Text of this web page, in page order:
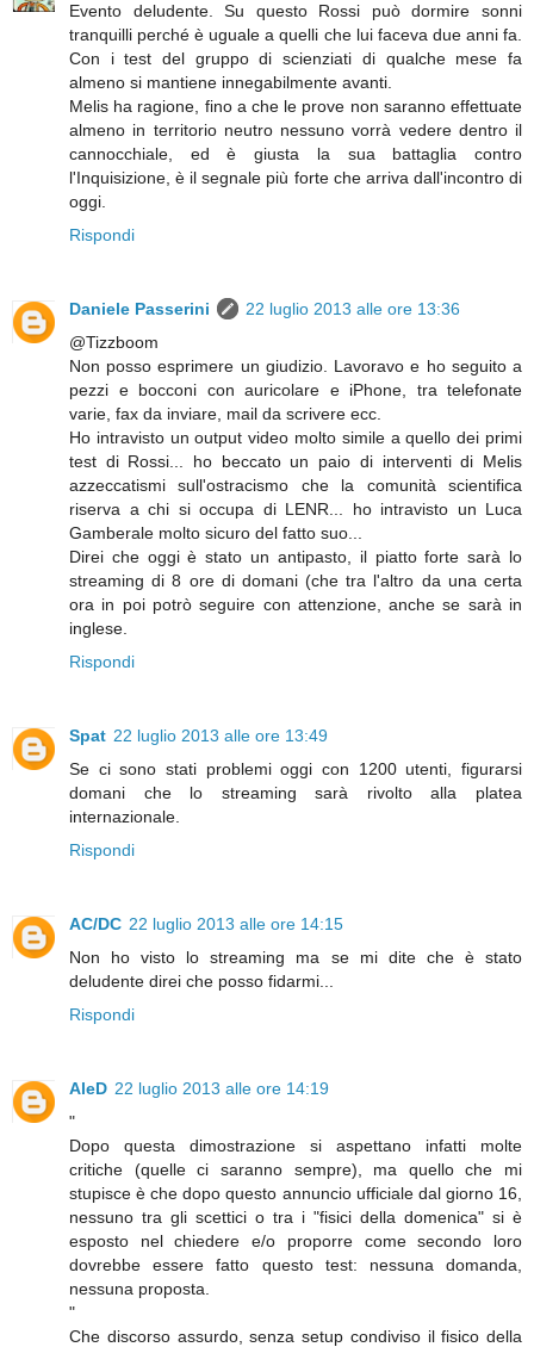
Evento deludente. Su questo Rossi può dormire sonni
tranquilli perché è uguale a quelli che lui faceva due anni fa.
Con i test del gruppo di scienziati di qualche mese fa
almeno si mantiene innegabilmente avanti.
Melis ha ragione, fino a che le prove non saranno effettuate
almeno in territorio neutro nessuno vorrà vedere dentro il
cannocchiale, ed è giusta la sua battaglia contro
l'Inquisizione, è il segnale più forte che arriva dall'incontro di
oggi.
Rispondi
Daniele Passerini
22 luglio 2013 alle ore 13:36
@Tizzboom
Non posso esprimere un giudizio. Lavoravo e ho seguito a
pezzi e bocconi con auricolare e iPhone, tra telefonate
varie, fax da inviare, mail da scrivere ecc.
Ho intravisto un output video molto simile a quello dei primi
test di Rossi... ho beccato un paio di interventi di Melis
azzeccatismi sull'ostracismo che la comunità scientifica
riserva a chi si occupa di LENR... ho intravisto un Luca
Gamberale molto sicuro del fatto suo...
Direi che oggi è stato un antipasto, il piatto forte sarà lo
streaming di 8 ore di domani (che tra l'altro da una certa
ora in poi potrò seguire con attenzione, anche se sarà in
inglese.
Rispondi
Spat 22 luglio 2013 alle ore 13:49
Se ci sono stati problemi oggi con 1200 utenti, figurarsi
domani che lo streaming sarà rivolto alla platea
internazionale.
Rispondi
AC/DC 22 luglio 2013 alle ore 14:15
Non ho visto lo streaming ma se mi dite che è stato
deludente direi che posso fidarmi...
Rispondi
AleD 22 luglio 2013 alle ore 14:19
"
Dopo questa dimostrazione si aspettano infatti molte
critiche (quelle ci saranno sempre), ma quello che mi
stupisce è che dopo questo annuncio ufficiale dal giorno 16,
nessuno tra gli scettici o tra i "fisici della domenica" si è
esposto nel chiedere e/o proporre come secondo loro
dovrebbe essere fatto questo test: nessuna domanda,
nessuna proposta.
"
Che discorso assurdo, senza setup condiviso il fisico della